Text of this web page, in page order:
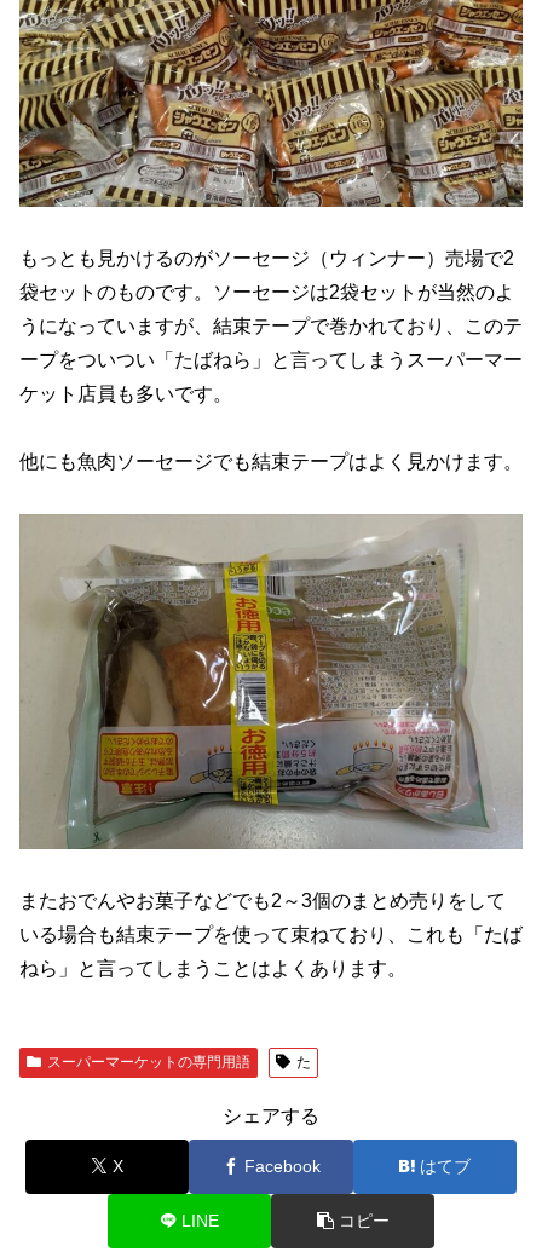
もっとも見かけるのがソーセージ（ウィンナー）売場で2
袋セットのものです。ソーセージは2袋セットが当然のよ
うになっていますが、結束テープで巻かれており、このテ
ープをついつい「たばねら」と言ってしまうスーパーマー
ケット店員も多いです。
他にも魚肉ソーセージでも結束テープはよく見かけます。
またおでんやお菓子などでも2～3個のまとめ売りをして
いる場合も結束テープを使って束ねており、これも「たば
ねら」と言ってしまうことはよくあります。
スーパーマーケットの専門用語 た
シェアする
X Facebook はてブ
LINE コピー